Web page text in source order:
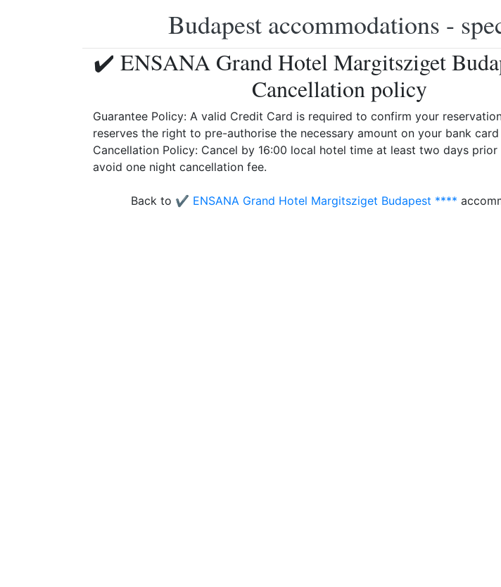
Budapest accommodations -
✔️ ENSANA Grand Hotel Margitsziget
Cancellation policy
Guarantee Policy: A valid Credit Card is required to confirm your
reserves the right to pre-authorise the necessary amount on your bank card
Cancellation Policy: Cancel by 16:00 local hotel time at least two days
avoid one night cancellation fee.
Back to ✔️ ENSANA Grand Hotel Margitsziget Budapest ****